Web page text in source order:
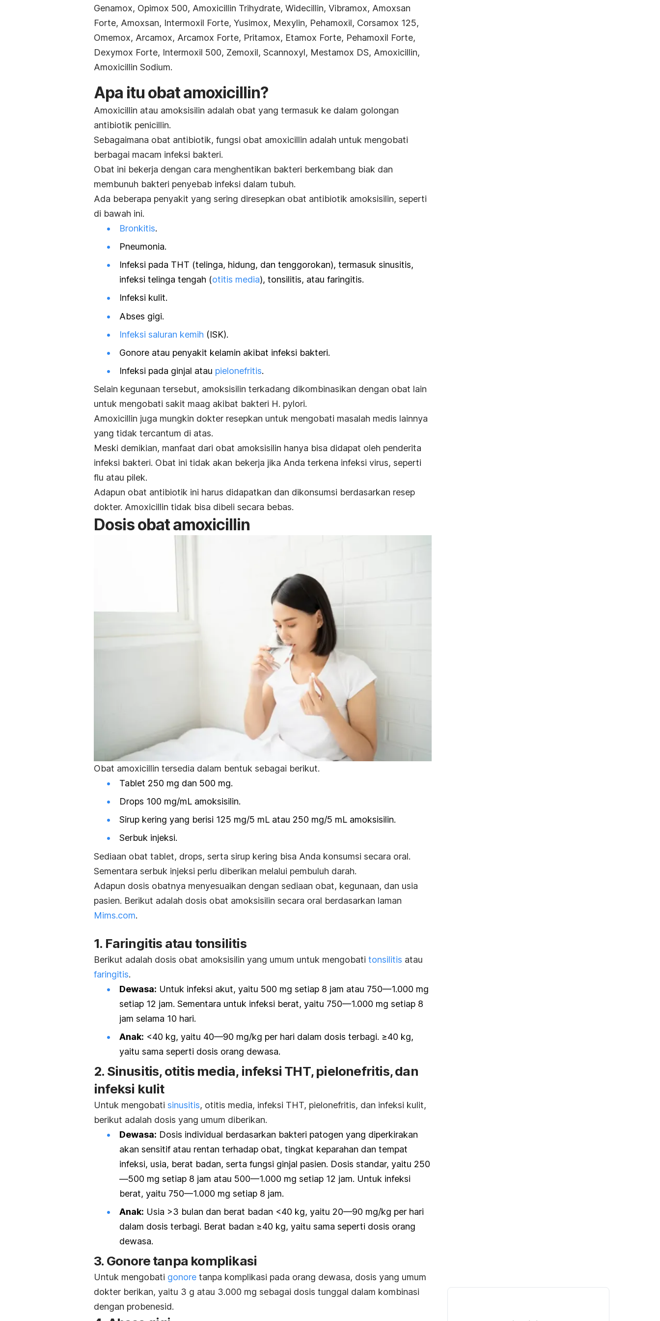
Genamox, Opimox 500, Amoxicillin Trihydrate, Widecillin, Vibramox, Amoxsan
Forte, Amoxsan, Intermoxil Forte, Yusimox, Mexylin, Pehamoxil, Corsamox 125,
Omemox, Arcamox, Arcamox Forte, Pritamox, Etamox Forte, Pehamoxil Forte,
Dexymox Forte, Intermoxil 500, Zemoxil, Scannoxyl, Mestamox DS, Amoxicillin,
Amoxicillin Sodium.
Apa itu obat amoxicillin?
Amoxicillin atau amoksisilin adalah obat yang termasuk ke dalam golongan
antibiotik penicillin.
Sebagaimana obat antibiotik, fungsi obat amoxicillin adalah untuk mengobati
berbagai macam infeksi bakteri.
Obat ini bekerja dengan cara menghentikan bakteri berkembang biak dan
membunuh bakteri penyebab infeksi dalam tubuh.
Ada beberapa penyakit yang sering diresepkan obat antibiotik amoksisilin, seperti
di bawah ini.
Bronkitis.
Pneumonia.
Infeksi pada THT (telinga, hidung, dan tenggorokan), termasuk sinusitis,
infeksi telinga tengah (otitis media), tonsilitis, atau faringitis.
Infeksi kulit.
Abses gigi.
Infeksi saluran kemih (ISK).
Gonore atau penyakit kelamin akibat infeksi bakteri.
Infeksi pada ginjal atau pielonefritis.
Selain kegunaan tersebut, amoksisilin terkadang dikombinasikan dengan obat lain
untuk mengobati sakit maag akibat bakteri H. pylori.
Amoxicillin juga mungkin dokter resepkan untuk mengobati masalah medis lainnya
yang tidak tercantum di atas.
Meski demikian, manfaat dari obat amoksisilin hanya bisa didapat oleh penderita
infeksi bakteri. Obat ini tidak akan bekerja jika Anda terkena infeksi virus, seperti
flu atau pilek.
Adapun obat antibiotik ini harus didapatkan dan dikonsumsi berdasarkan resep
dokter. Amoxicillin tidak bisa dibeli secara bebas.
Dosis obat amoxicillin
Obat amoxicillin tersedia dalam bentuk sebagai berikut.
Tablet 250 mg dan 500 mg.
Drops 100 mg/mL amoksisilin.
Sirup kering yang berisi 125 mg/5 mL atau 250 mg/5 mL amoksisilin.
Serbuk injeksi.
Sediaan obat tablet, drops, serta sirup kering bisa Anda konsumsi secara oral.
Sementara serbuk injeksi perlu diberikan melalui pembuluh darah.
Adapun dosis obatnya menyesuaikan dengan sediaan obat, kegunaan, dan usia
pasien. Berikut adalah dosis obat amoksisilin secara oral berdasarkan laman
Mims.com.
1. Faringitis atau tonsilitis
Berikut adalah dosis obat amoksisilin yang umum untuk mengobati tonsilitis atau
faringitis.
Dewasa: Untuk infeksi akut, yaitu 500 mg setiap 8 jam atau 750—1.000 mg
setiap 12 jam. Sementara untuk infeksi berat, yaitu 750—1.000 mg setiap 8
jam selama 10 hari.
Anak: <40 kg, yaitu 40—90 mg/kg per hari dalam dosis terbagi. ≥40 kg,
yaitu sama seperti dosis orang dewasa.
2. Sinusitis, otitis media, infeksi THT, pielonefritis, dan
infeksi kulit
Untuk mengobati sinusitis, otitis media, infeksi THT, pielonefritis, dan infeksi kulit,
berikut adalah dosis yang umum diberikan.
Dewasa: Dosis individual berdasarkan bakteri patogen yang diperkirakan
akan sensitif atau rentan terhadap obat, tingkat keparahan dan tempat
infeksi, usia, berat badan, serta fungsi ginjal pasien. Dosis standar, yaitu 250
—500 mg setiap 8 jam atau 500—1.000 mg setiap 12 jam. Untuk infeksi
berat, yaitu 750—1.000 mg setiap 8 jam.
Anak: Usia >3 bulan dan berat badan <40 kg, yaitu 20—90 mg/kg per hari
dalam dosis terbagi. Berat badan ≥40 kg, yaitu sama seperti dosis orang
dewasa.
3. Gonore tanpa komplikasi
Untuk mengobati gonore tanpa komplikasi pada orang dewasa, dosis yang umum
dokter berikan, yaitu 3 g atau 3.000 mg sebagai dosis tunggal dalam kombinasi
dengan probenesid.